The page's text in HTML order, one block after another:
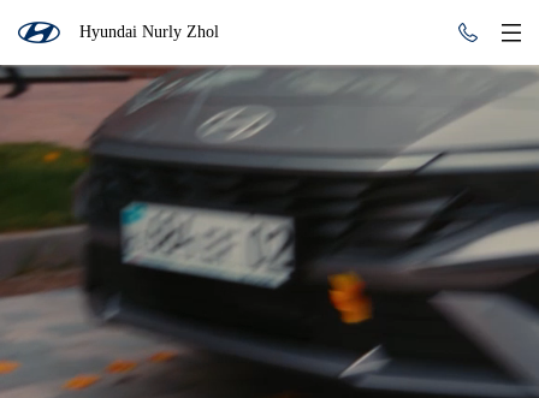
Hyundai Nurly Zhol